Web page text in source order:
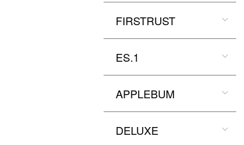
FIRSTRUST
ES.1
APPLEBUM
DELUXE